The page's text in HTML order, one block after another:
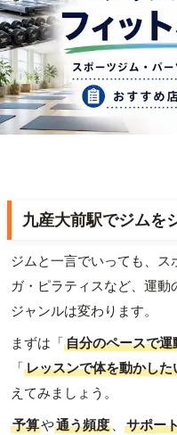
九産大前駅でジムを
ジムと一言でいっても、ス
ガ・ピラティスなど、運
ジャンルは変わります。
まずは「自分のペースで運
「レッスンで体を動かした
えてみましょう。
予算や通う頻度 、 サポー